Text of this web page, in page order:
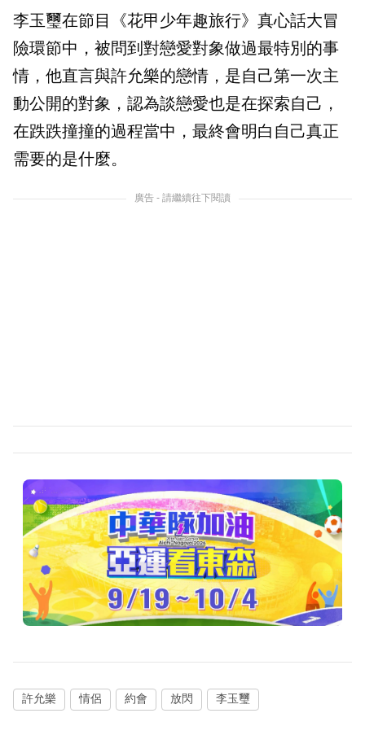
李玉璽在節目《花甲少年趣旅行》真心話大冒
險環節中，被問到對戀愛對象做過最特別的事
情，他直言與許允樂的戀情，是自己第一次主
動公開的對象，認為談戀愛也是在探索自己，
在跌跌撞撞的過程當中，最終會明白自己真正
需要的是什麼。
廣告 - 請繼續往下閱讀
許允樂 情侶 約會 放閃 李玉璽